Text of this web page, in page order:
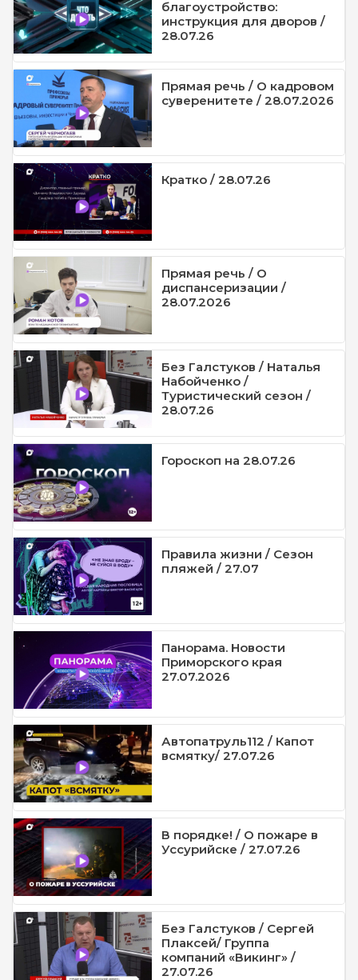
благоустройство:
инструкция для дворов /
28.07.26
Прямая речь / О кадровом
суверенитете / 28.07.2026
Кратко / 28.07.26
Прямая речь / О
диспансеризации /
28.07.2026
Без Галстуков / Наталья
Набойченко /
Туристический сезон /
28.07.26
Гороскоп на 28.07.26
Правила жизни / Сезон
пляжей / 27.07
Панорама. Новости
Приморского края
27.07.2026
Автопатруль112 / Капот
всмятку/ 27.07.26
В порядке! / О пожаре в
Уссурийске / 27.07.26
Без Галстуков / Сергей
Плаксей/ Группа
компаний «Викинг» /
27.07.26